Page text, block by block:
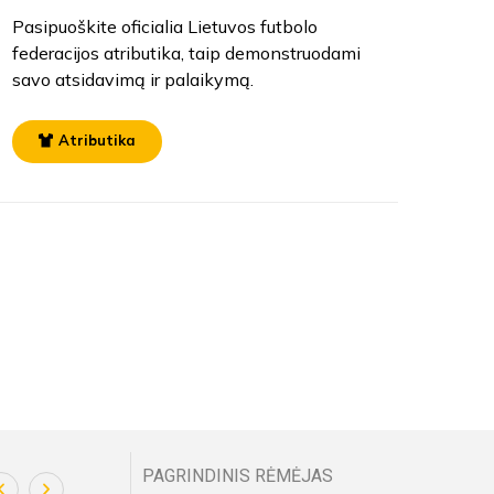
Pasipuoškite oficialia Lietuvos futbolo
federacijos atributika, taip demonstruodami
savo atsidavimą ir palaikymą.
Atributika
PAGRINDINIS RĖMĖJAS